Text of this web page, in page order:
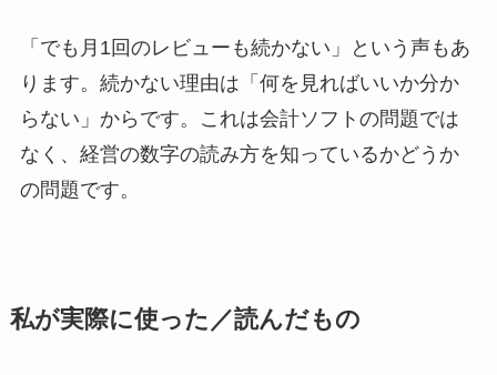
「でも月1回のレビューも続かない」という声もあ
ります。続かない理由は「何を見ればいいか分か
らない」からです。これは会計ソフトの問題では
なく、経営の数字の読み方を知っているかどうか
の問題です。
私が実際に使った／読んだもの